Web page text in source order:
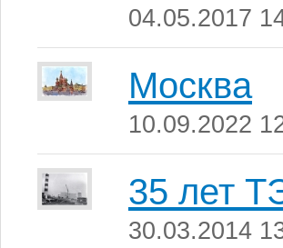
04.05.2017
Москва
10.09.2022
35 лет
30.03.2014